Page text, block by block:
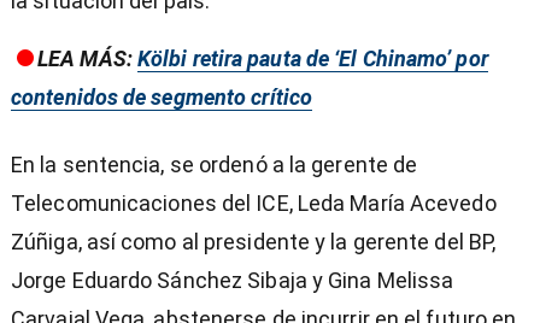
LEA MÁS:Kölbi retira pauta de ‘El Chinamo’ por
contenidos de segmento crítico
En la sentencia, se ordenó a la gerente de
Telecomunicaciones del ICE, Leda María Acevedo
Zúñiga, así como al presidente y la gerente del BP,
Jorge Eduardo Sánchez Sibaja y Gina Melissa